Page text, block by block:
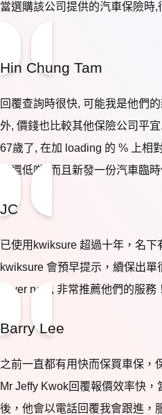
當選購該公司提供的汽車保險時
Hin Chung Tam
回覆查詢時很快, 可能我是他們
外, 價錢也比較其他保險公司平
67歲了, 在加 loading 的 % 上相
單還低啲, 而且新發一份汽車臨
Good! Good!
JC
已使用kwiksure 超過十年，名下
kwiksure 會預早提示，續保出單
cover note, 非常推薦他們的服務！
Barry Lee
之前一直都有用快而保買車保，
Mr Jeffy Kwok回覆報價效率快
後，他會以電話回覆我會跟進，